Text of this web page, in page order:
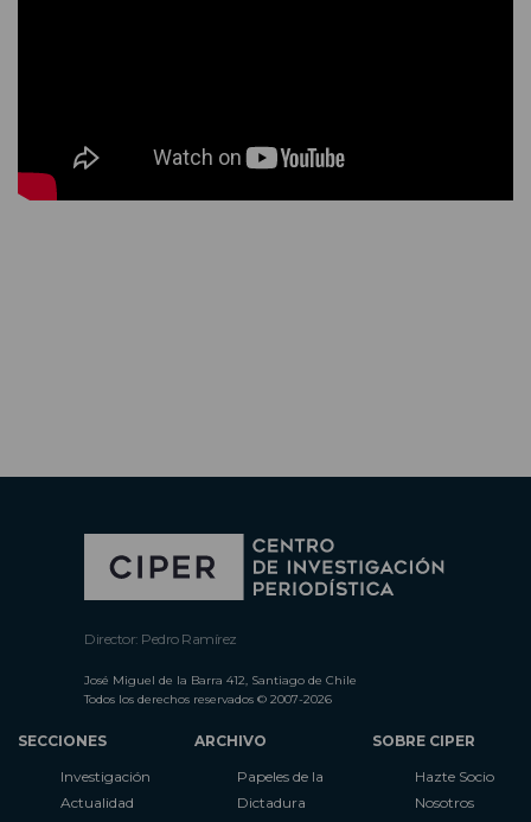
Director: Pedro Ramírez
José Miguel de la Barra 412, Santiago de Chile
Todos los derechos reservados © 2007-2026
SECCIONES
Investigación
Actualidad
ARCHIVO
Papeles de la
Dictadura
SOBRE CIPER
Hazte Socio
Nosotros